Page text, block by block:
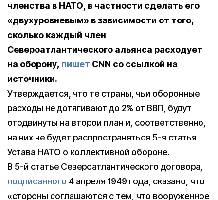
членства в НАТО, в частности сделать его
«двухуровневым» в зависимости от того,
сколько каждый член
Североатлантического альянса расходует
на оборону, пишет CNN со ссылкой на
источники.
Утверждается, что те страны, чьи оборонные
расходы не дотягивают до 2% от ВВП, будут
отодвинуты на второй план и, соответственно,
на них не будет распространяться 5-я статья
Устава НАТО о коллективной обороне.
В 5-й статье Североатлантического договора,
подписанного 4 апреля 1949 года, сказано, что
«стороны соглашаются с тем, что вооруженное